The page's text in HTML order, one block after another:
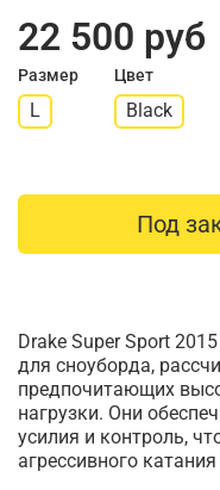
22 500 руб
Размер
L
Цвет
Black
Под
Drake Super Sport
для сноуборда,
предпочитающих
нагрузки. Они
усилия и контроль,
агрессивного